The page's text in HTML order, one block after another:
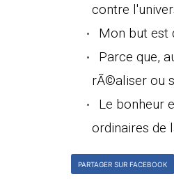
contre
Mon but est
Parce que,
rÃ©aliser ou
Le bonheur
ordinaires de
PARTAGER SUR FACEBOOK